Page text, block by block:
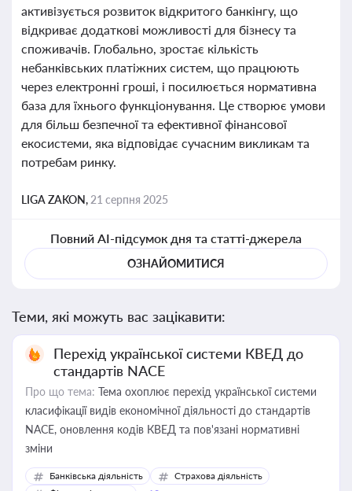
активізується розвиток відкритого банкінгу, що
відкриває додаткові можливості для бізнесу та
споживачів. Глобально, зростає кількість
небанківських платіжних систем, що працюють
через електронні гроші, і посилюється нормативна
база для їхнього функціонування. Це створює умови
для більш безпечної та ефективної фінансової
екосистеми, яка відповідає сучасним викликам та
потребам ринку.
LIGA ZAKON, 21 серпня 2025
Повний AI-підсумок дня та статті-джерела
ОЗНАЙОМИТИСЯ
Теми, які можуть вас зацікавити:
Перехід української системи КВЕД до
стандартів NACE
Про що тема: Тема охоплює перехід української системи
класифікації видів економічної діяльності до стандартів
NACE, оновлення кодів КВЕД та пов'язані нормативні
зміни
Банківська діяльність
Страхова діяльність